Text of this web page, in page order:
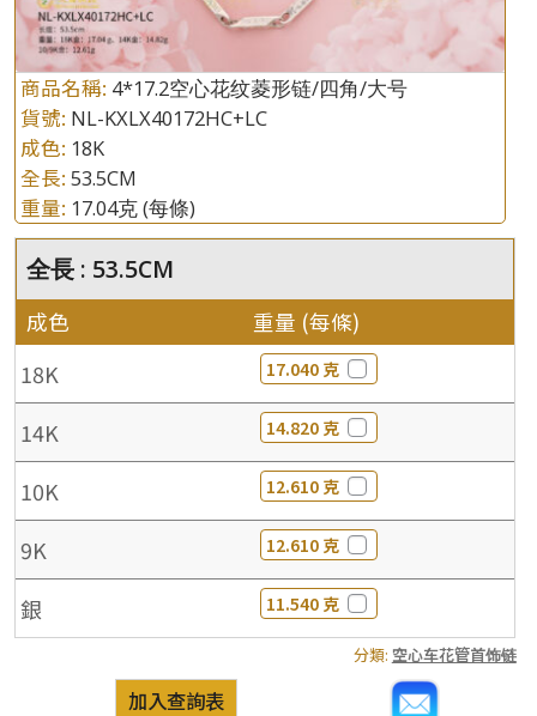
商品名稱: 4*17.2空心花纹菱形链/四角/大号
貨號: NL-KXLX40172HC+LC
成色: 18K
全長: 53.5CM
重量: 17.04克(每條)
全長 : 53.5CM
成色 重量 (每條)
18K 17.040 克
14K 14.820 克
10K 12.610 克
9K 12.610 克
銀 11.540 克
分類: 空心车花管首饰链
加入查詢表